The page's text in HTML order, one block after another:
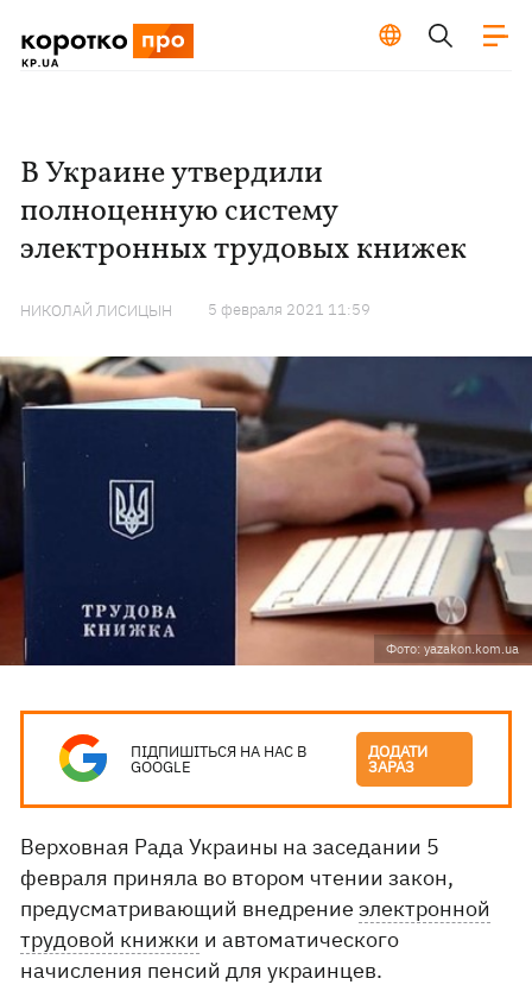
В Украине утвердили
полноценную систему
электронных трудовых книжек
НИКОЛАЙ ЛИСИЦЫН 5 февраля 2021 11:59
Фото: yazakon.kom.ua
ПІДПИШІТЬСЯ НА НАС В
GOOGLE
ДОДАТИ
ЗАРАЗ
Верховная Рада Украины на заседании 5
февраля приняла во втором чтении закон,
предусматривающий внедрениеэлектронной
трудовой книжки и автоматического
начисления пенсий для украинцев.